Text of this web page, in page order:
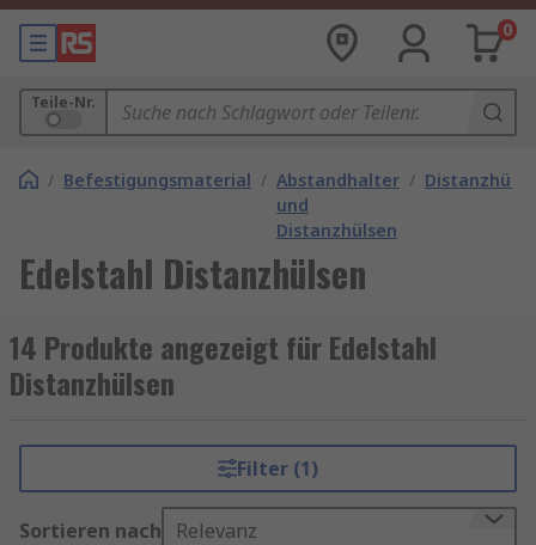
0
Teile-Nr.
/ Befestigungsmaterial / Abstandhalter
und
Distanzhülsen
/ Distanzhülse
Edelstahl Distanzhülsen
14 Produkte angezeigt für Edelstahl
Distanzhülsen
Filter (1)
Sortieren nach Relevanz